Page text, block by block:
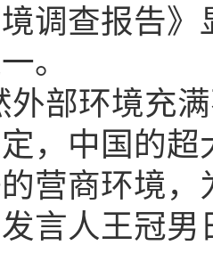
调查报告
。
部环境充满
，中国的
营商环境，
言人王冠男